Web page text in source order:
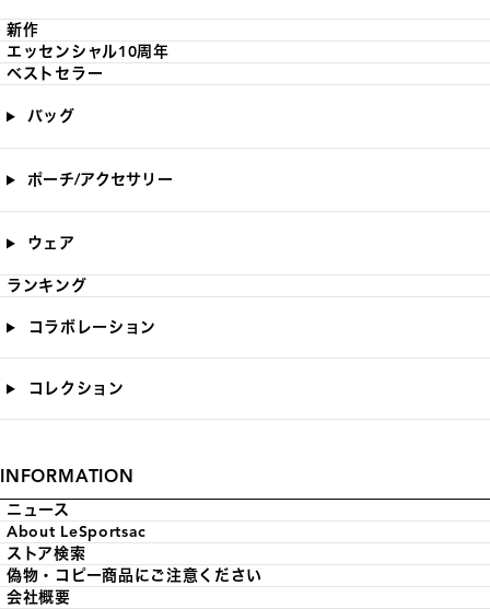
新作
エッセンシャル10周年
ベストセラー
バッグ
ポーチ/アクセサリー
ウェア
ランキング
コラボレーション
コレクション
INFORMATION
ニュース
About LeSportsac
ストア検索
偽物・コピー商品にご注意ください
会社概要